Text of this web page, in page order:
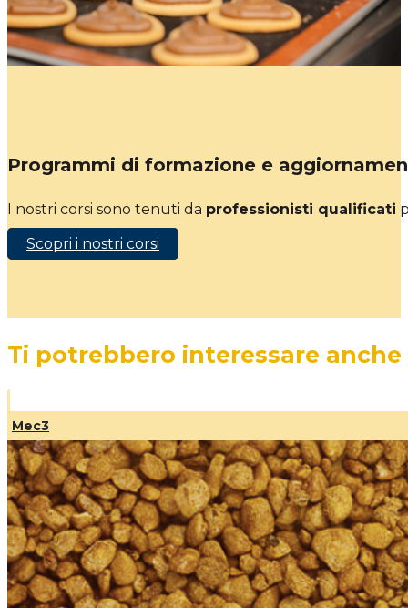
Programmi di formazione e
I nostri corsi sono tenuti da professionisti qualificati
Scopri i nostri corsi
Ti potrebbero interessare anche
Mec3